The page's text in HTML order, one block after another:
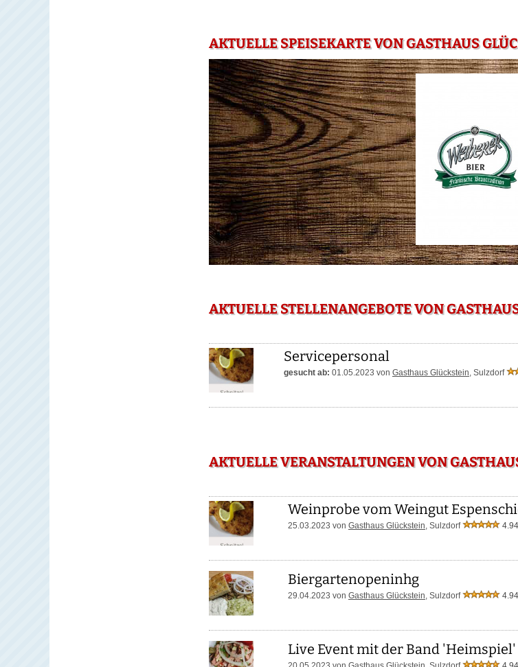
AKTUELLE SPEISEKARTE VON GASTHAUS
AKTUELLE STELLENANGEBOTE VON
Servicepersonal
gesucht ab: 01.05.2023 von Gasthaus Glückstein, Sulzdorf
AKTUELLE VERANSTALTUNGEN VON
Weinprobe vom Weingut
25.03.2023 von Gasthaus Glückstein, Sulzdorf
Biergartenopeninhg
29.04.2023 von Gasthaus Glückstein, Sulzdorf
Live Event mit der Band 'Heimspiel'